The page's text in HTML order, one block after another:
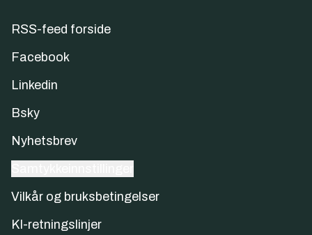
RSS-feed forside
Facebook
Linkedin
Bsky
Nyhetsbrev
Vilkår og bruksbetingelser
KI-retningslinjer